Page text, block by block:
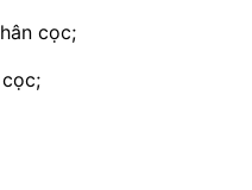
cọc;